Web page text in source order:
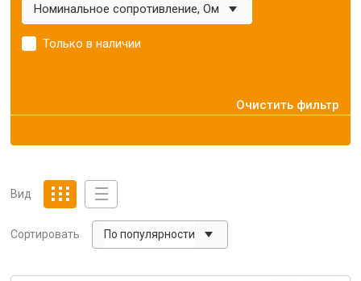
Номинальное сопротивление, Ом
Только в наличии
Очистить фильтр
Вид
Сортировать По популярности